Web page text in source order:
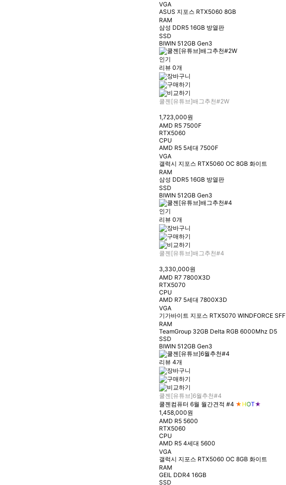
VGA
ASUS 지포스 RTX5060 8GB
RAM
삼성 DDR5 16GB 방열판
SSD
BIWIN 512GB Gen3
인기
리뷰 0개
쿨젠[유튜브]배그추천#2W
1,723,000원
AMD R5 7500F
RTX5060
CPU
AMD R5 5세대 7500F
VGA
갤럭시 지포스 RTX5060 OC 8GB 화이트
RAM
삼성 DDR5 16GB 방열판
SSD
BIWIN 512GB Gen3
인기
리뷰 0개
쿨젠[유튜브]배그추천#4
3,330,000원
AMD R7 7800X3D
RTX5070
CPU
AMD R7 5세대 7800X3D
VGA
기가바이트 지포스 RTX5070 WINDFORCE SFF
RAM
TeamGroup 32GB Delta RGB 6000Mhz D5
SSD
BIWIN 512GB Gen3
리뷰 4개
쿨젠[유튜브]6월추천#4
쿨젠컴퓨터 6월 월간견적 #4 ★HOT★
1,458,000원
AMD R5 5600
RTX5060
CPU
AMD R5 4세대 5600
VGA
갤럭시 지포스 RTX5060 OC 8GB 화이트
RAM
GEIL DDR4 16GB
SSD